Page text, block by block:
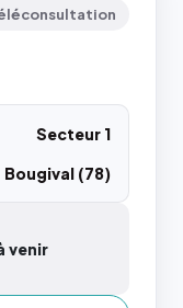
Secteur 1
Bougival (78)
venir